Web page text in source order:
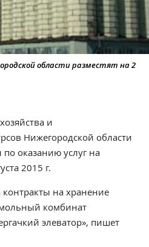
области разместят на 2
и
Нижегородской области
оказанию услуг на
2015 г.
контракты на хранение
комбинат
элеватор», пишет